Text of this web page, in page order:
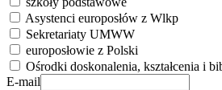
Asystenci europosłów z Wlkp
Sekretariaty UMWW
europosłowie z Polski
Ośrodki doskonalenia, kształcenia i
E-mail